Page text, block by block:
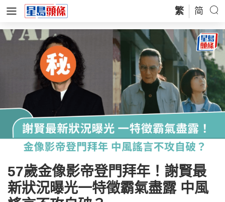
繁 简
57歲金像影帝登門拜年！謝賢最
新狀況曝光一特徵霸氣盡露 中風